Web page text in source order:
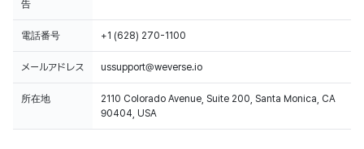
告
電話番号 +1 (628) 270-1100
メールアドレス ussupport@weverse.io
所在地
2110 Colorado Avenue, Suite 200, Santa Monica, CA
90404, USA